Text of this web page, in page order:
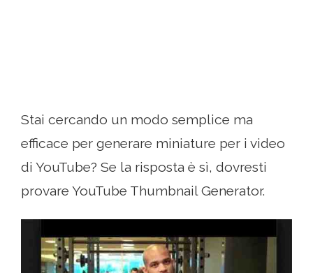
Stai cercando un modo semplice ma
efficace per generare miniature per i video
di YouTube? Se la risposta è sì, dovresti
provare YouTube Thumbnail Generator.